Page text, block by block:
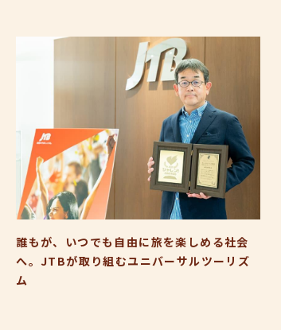
誰もが、いつでも自由に旅を楽しめる社会
へ。JTBが取り組むユニバーサルツーリズ
ム